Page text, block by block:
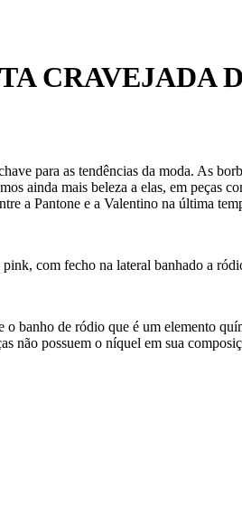
CRAVEJADA
para as tendências da moda. As
ainda mais beleza a elas, em
a Pantone e a Valentino na última
com fecho na lateral banhado a
banho de ródio que é um elemento
não possuem o níquel em sua